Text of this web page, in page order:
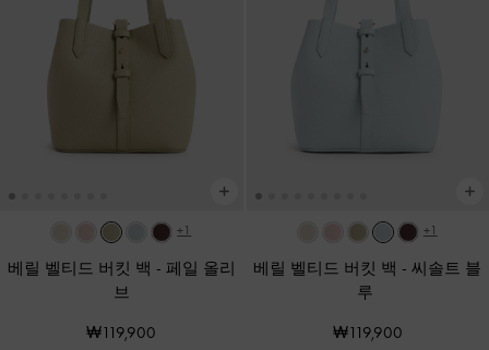
+1
베릴 벨티드 버킷 백 - 페일 올리
브
₩119,900
+1
베릴 벨티드 버킷 백 -씨솔트 블
루
₩119,900